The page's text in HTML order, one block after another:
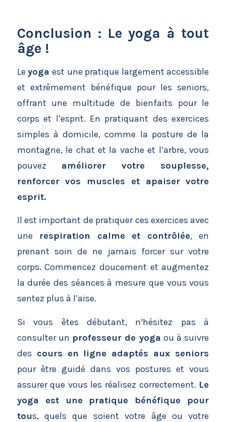
Conclusion : Le yoga à tout
âge !
Leyoga est une pratique largement accessible
et extrêmement bénéfique pour les seniors,
offrant une multitude de bienfaits pour le
corps et l’esprit. En pratiquant des exercices
simples à domicile, comme la posture de la
montagne, le chat et la vache et l’arbre, vous
pouvez améliorer votre souplesse,
renforcer vos muscles et apaiser votre
esprit.
Il est important de pratiquer ces exercices avec
une
respiration calme et contrôlée, en
prenant soin de ne jamais forcer sur votre
corps. Commencez doucement et augmentez
la durée des séances à mesure que vous vous
sentez plus à l’aise.
Si vous êtes débutant, n’hésitez pas à
consulter un professeur de yoga ou à suivre
des cours en ligne adaptés aux seniors
pour être guidé dans vos postures et vous
assurer que vous les réalisez correctement. Le
yoga est une pratique bénéfique pour
tous, quels que soient votre âge ou votre